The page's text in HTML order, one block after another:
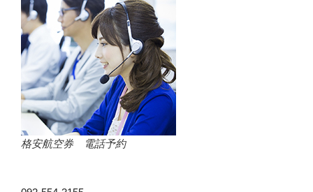
格安航空券 電話予約